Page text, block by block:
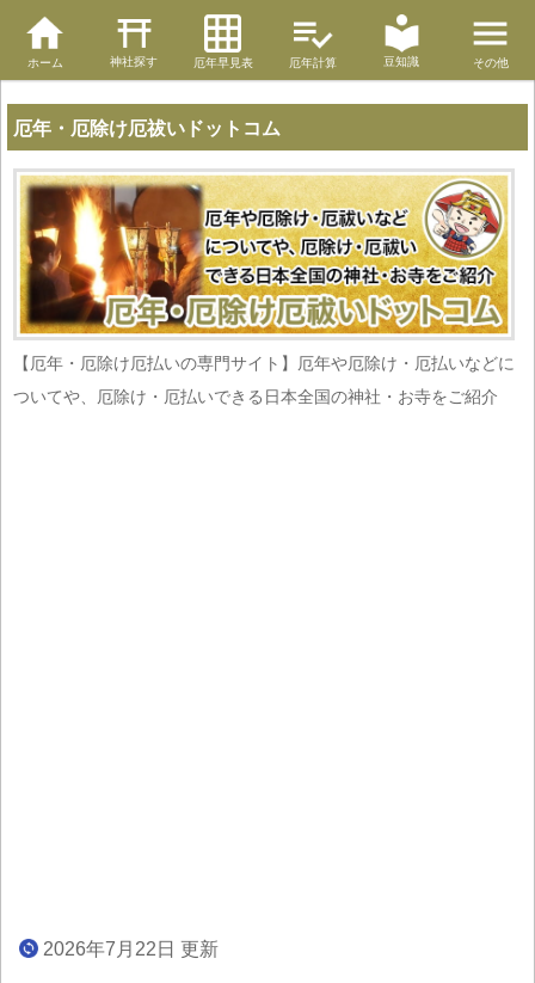
ホーム 神社探す 厄年早見表 厄年計算 豆知識 その他
厄年・厄除け厄祓いドットコム
【厄年・厄除け厄払いの専門サイト】厄年や厄除け・厄払いなどに
ついてや、厄除け・厄払いできる日本全国の神社・お寺をご紹介
2026年7月22日 更新